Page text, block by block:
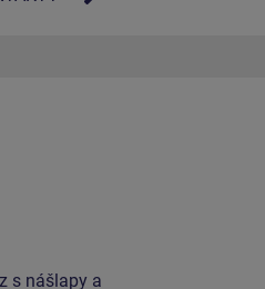
s nášlapy a